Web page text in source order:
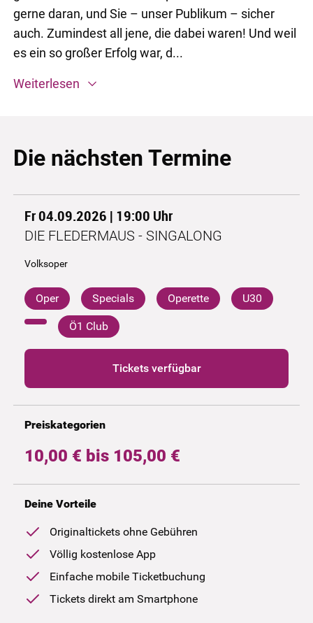
gerne daran, und Sie – unser Publikum – sicher
auch. Zumindest all jene, die dabei waren! Und weil
es ein so großer Erfolg war, d...
Weiterlesen
Die nächsten Termine
Fr 04.09.2026 | 19:00 Uhr
DIE FLEDERMAUS - SINGALONG
Volksoper
Oper Specials Operette U30
Ö1 Club
Tickets verfügbar
Preiskategorien
10,00 € bis 105,00 €
Deine Vorteile
Originaltickets ohne Gebühren
Völlig kostenlose App
Einfache mobile Ticketbuchung
Tickets direkt am Smartphone